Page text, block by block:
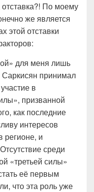
По моему
же является
этой отставки
для меня лишь
принимал
в
призванной
как последние
интересов
регионе, и
среди
«третьей силы»
её первым
что эта роль уже